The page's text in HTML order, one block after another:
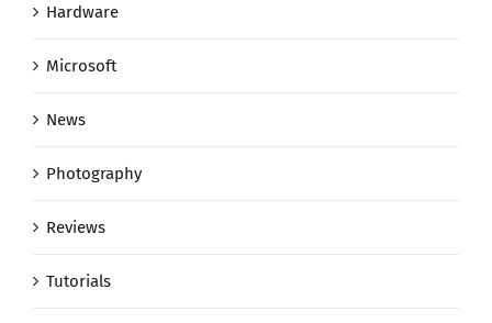
Hardware
Microsoft
News
Photography
Reviews
Tutorials